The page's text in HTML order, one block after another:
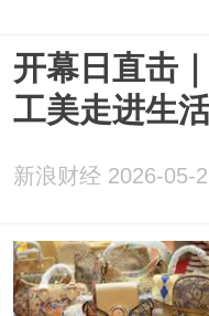
开幕日直击
工美走进生
新浪财经 2026-05-